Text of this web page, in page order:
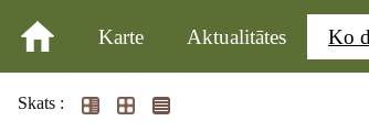
Karte Aktualitātes Ko
Skats :